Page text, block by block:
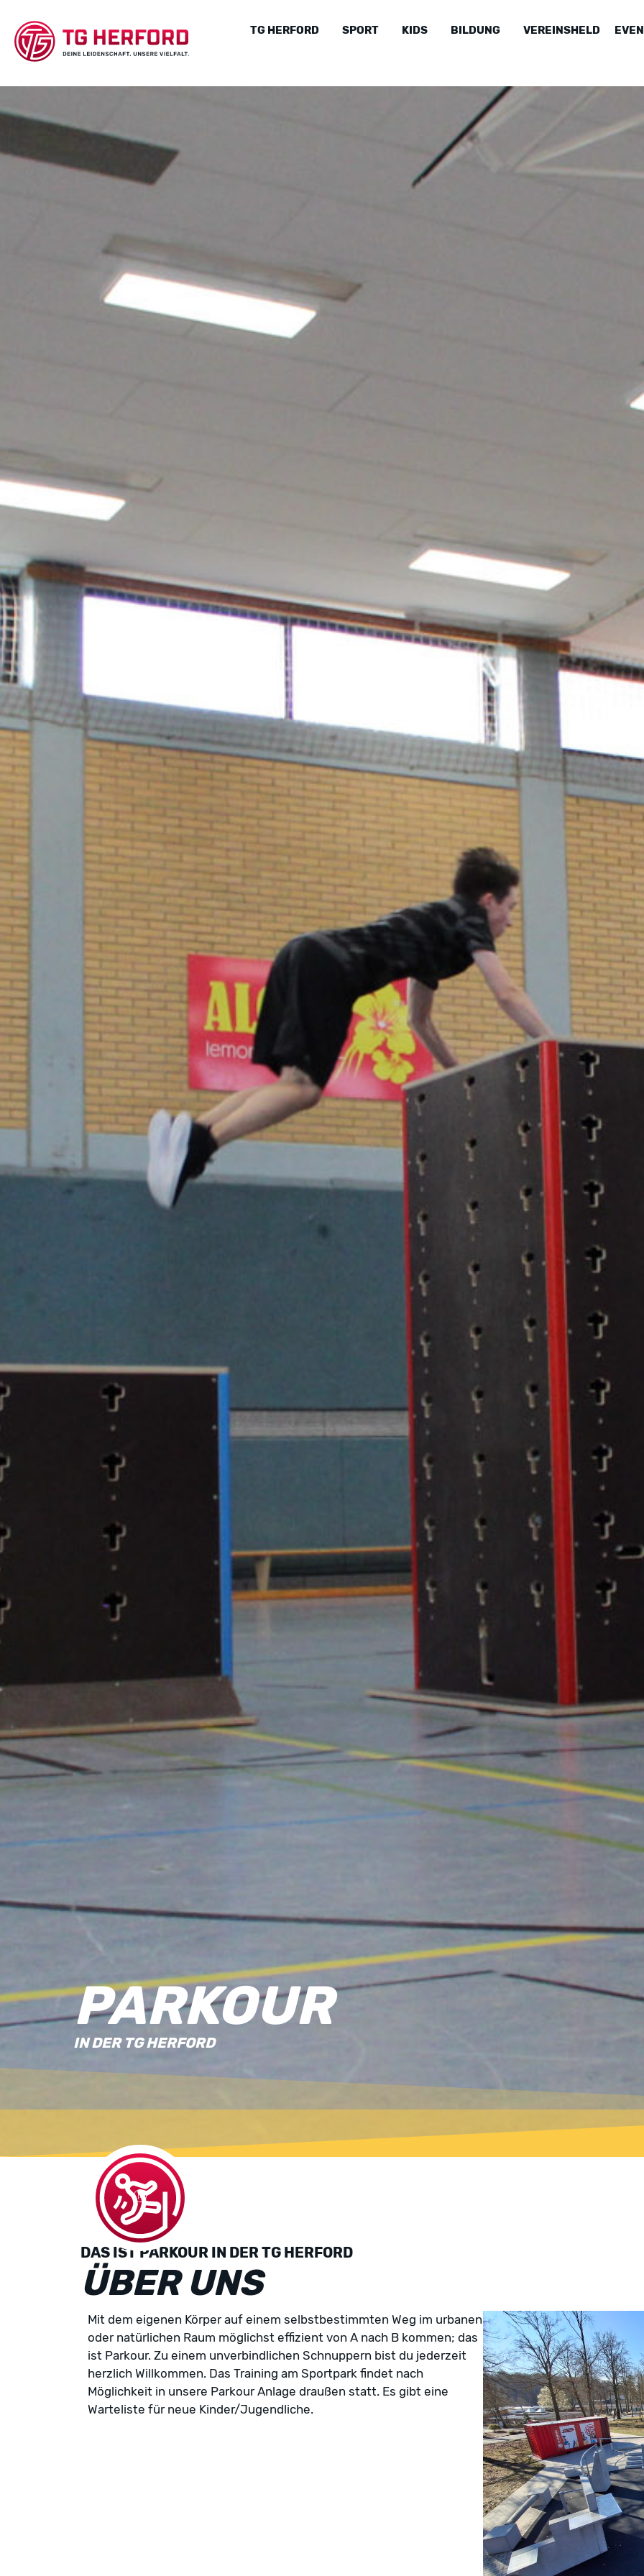
TG HERFORD SPORT KIDS BILDUNG VEREINSHELD
PARKOUR
IN DER TG HERFORD
DAS IST PARKOUR IN DER TG HERFORD
ÜBER UNS
Mit dem eigenen Körper auf einem selbstbestimmten Weg im urbanen
oder natürlichen Raum möglichst effizient von A nach B kommen; das
ist Parkour. Zu einem unverbindlichen Schnuppern bist du jederzeit
herzlich Willkommen. Das Training am Sportpark findet nach
Möglichkeit in unsere Parkour Anlage draußen statt. Es gibt eine
Warteliste für neue Kinder/Jugendliche.